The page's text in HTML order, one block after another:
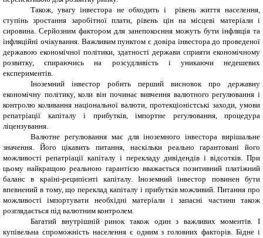
Також, увагу інвестора не обходить і рівень життя населення,
ступінь зростання заробітної плати, рівень цін на місцеві матеріали і
сировина. Серйозним фактором для занепокоєння можуть бути інфляція та
інфляційні очікування. Важливим пунктом є довіра інвестора до проведеної
державою економічної політики, здатності держави сприяти економічному
розвитку, спираючись на розсудливість і уникаючи недешевих
експериментів.
Іноземний інвестор робить перший висновок про державну
економічну політику, коли він починає вивчення валютного регулювання і
контролю коливання національної валюти, протекціоністські заходи, умови
репатріації капіталу і прибутків, імпортне регулювання, процедура
ліцензування.
Валютне регулювання має для іноземного інвестора вирішальне
значення. Його цікавить питання, наскільки реально гарантовані його
можливості репатріації капіталу і перекладу дивідендів і відсотків. При
цьому найкращою реальною гарантією вважається позитивний платіжний
баланс в країні-реципієнті капіталу. Іноземний інвестор повинен бути
впевнений в тому, що переклад капіталу і прибутків можливий. Питання про
можливості імпортувати необхідні матеріали і запасні частини також
розглядається під валютним контролем.
Багатий внутрішній ринок також один з важливих моментів. І
купівельна спроможність населення є одним з головних факторів. Бідне і